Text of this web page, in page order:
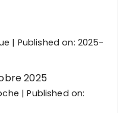
Published on: 2025-
2025
Published on: